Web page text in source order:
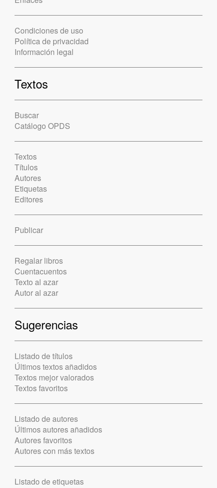
Condiciones de uso
Política de privacidad
Información legal
Textos
Buscar
Catálogo OPDS
Textos
Títulos
Autores
Etiquetas
Editores
Publicar
Regalar libros
Cuentacuentos
Texto al azar
Autor al azar
Sugerencias
Listado de títulos
Últimos textos añadidos
Textos mejor valorados
Textos favoritos
Listado de autores
Últimos autores añadidos
Autores favoritos
Autores con más textos
Listado de etiquetas